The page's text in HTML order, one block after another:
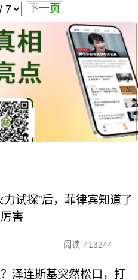
下一页
力试探”后，菲律宾知道了
害
阅读 413244
泽连斯基突然松口，打